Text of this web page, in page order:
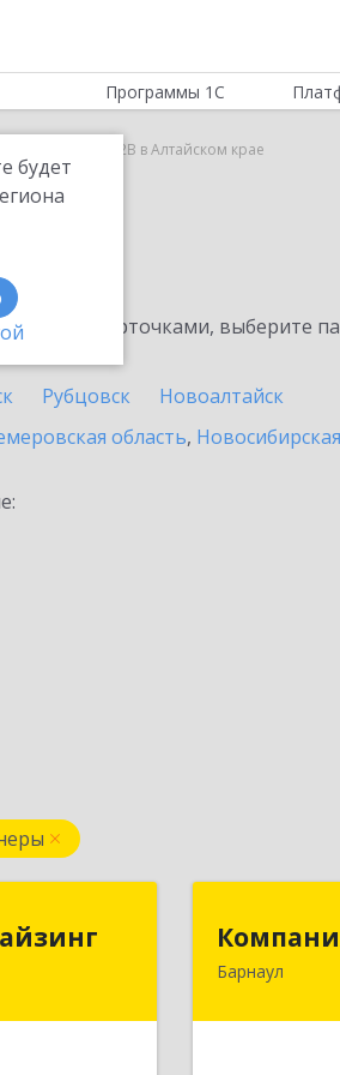
будет
Программы 1С
1С:СБП B2B в Алтайском крае
B2B
карточками, выберите
Рубцовск
Новоалтайск
область,
Барнаул г,
Барнаул656038,